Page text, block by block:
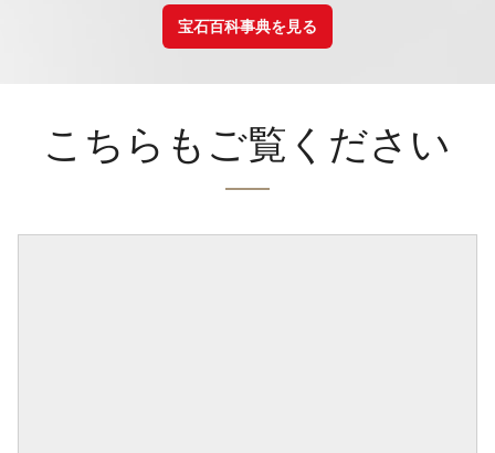
宝石百科事典を見る
こちらもご覧ください